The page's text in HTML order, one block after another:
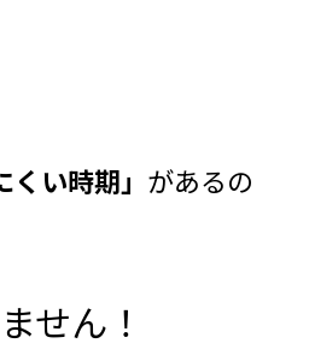
い時期」 があるの
せん！